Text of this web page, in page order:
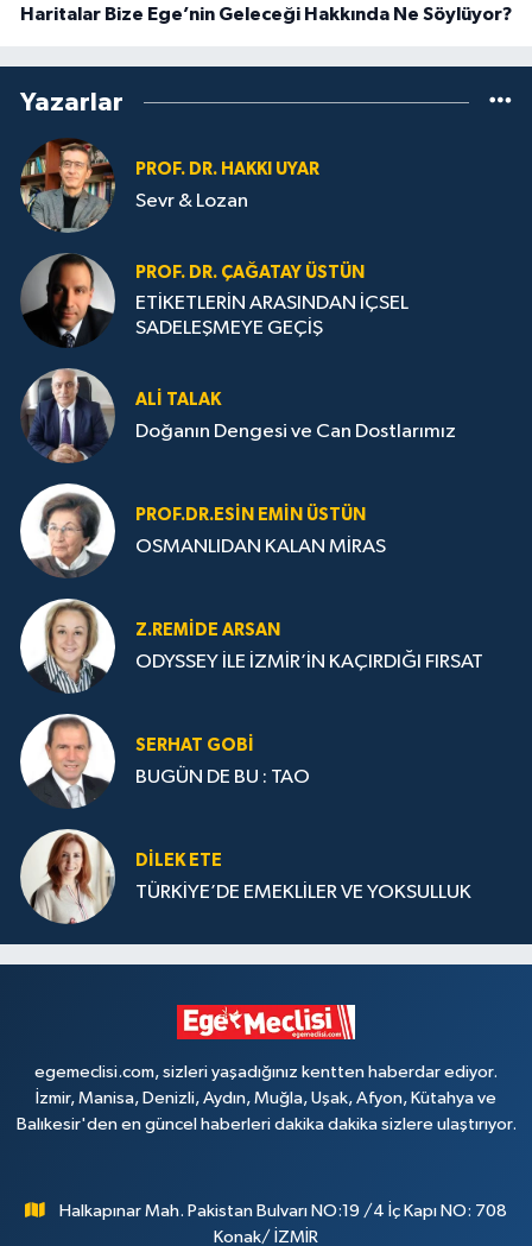
Haritalar Bize Ege’nin Geleceği Hakkında Ne Söylüyor?
Yazarlar
PROF. DR. HAKKI UYAR
Sevr & Lozan
PROF. DR. ÇAĞATAY ÜSTÜN
ETİKETLERİN ARASINDAN İÇSEL
SADELEŞMEYE GEÇİŞ
ALI TALAK
Doğanın Dengesi ve Can Dostlarımız
PROF.DR.ESIN EMIN ÜSTÜN
OSMANLIDAN KALAN MİRAS
Z.REMIDE ARSAN
ODYSSEY İLE İZMİR’İN KAÇIRDIĞI FIRSAT
SERHAT GOBİ
BUGÜN DE BU : TAO
DILEK ETE
TÜRKİYE’DE EMEKLİLER VE YOKSULLUK
egemeclisi.com, sizleri yaşadığınız kentten haberdar ediyor.
İzmir, Manisa, Denizli, Aydın, Muğla, Uşak, Afyon, Kütahya ve
Balıkesir'den en güncel haberleri dakika dakika sizlere ulaştırıyor.
Halkapınar Mah. Pakistan Bulvarı NO:19 /4 İç Kapı NO: 708
Konak/ İZMİR